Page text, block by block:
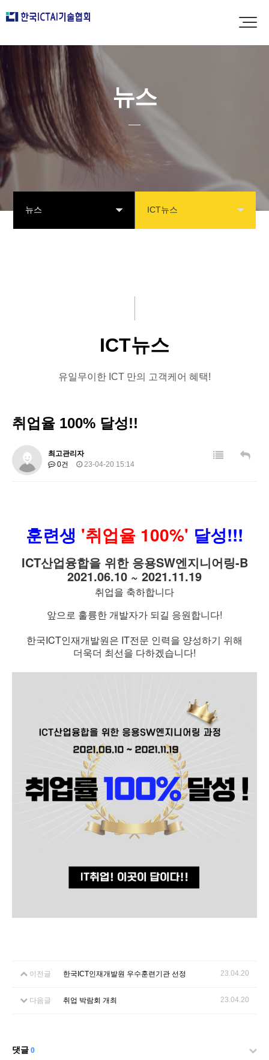
뉴스
뉴스 ICT뉴스
ICT뉴스
유일무이한 ICT 만의 고객케어 혜택!
취업율 100% 달성!!
최고관리자
0건
23-04-20 15:14
훈련생 '취업율 100%' 달성!!!
ICT산업융합을 위한 응용SW엔지니어링-B
2021.06.10 ~ 2021.11.19
취업을 축하합니다
앞으로 훌륭한 개발자가 되길 응원합니다!
한국ICT인재개발원은 IT전문 인력을 양성하기 위해
더욱더 최선을 다하겠습니다!
이전글 한국ICT인재개발원 우수훈련기관 선정 23.04.20
다음글 취업 박람회 개최 23.04.20
댓글 0